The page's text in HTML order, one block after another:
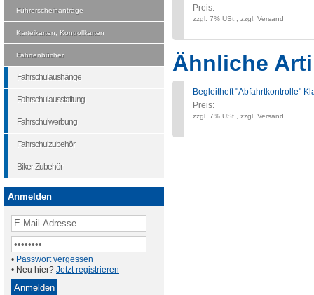
Preis:
zzgl. 7% USt., zzgl. Versand
Ähnliche
Begleitheft "Abfahrtkontrolle"
Preis:
zzgl. 7% USt., zzgl. Versand
Führerscheinanträge
Karteikarten, Kontrollkarten
Fahrtenbücher
Fahrschulaushänge
Fahrschulausstattung
Fahrschulwerbung
Fahrschulzubehör
Biker-Zubehör
Anmelden
• Passwort vergessen
• Neu hier? Jetzt registrieren